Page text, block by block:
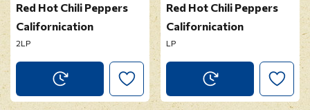
Red Hot Chili Peppers
Californication
2LP
Red Hot Chili Peppers
Californication
LP